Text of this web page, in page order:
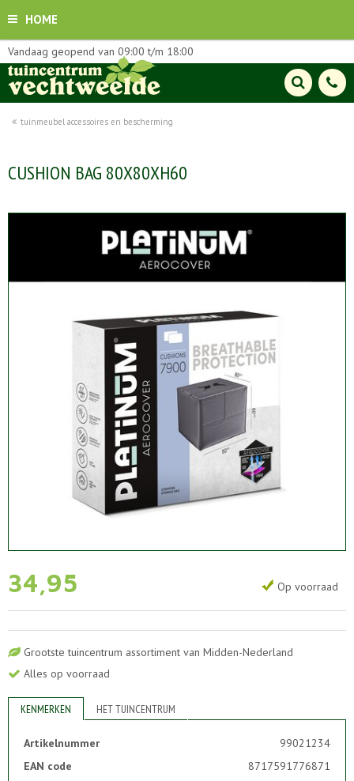
HOME
tuinmeubel accessoires en bescherming
Vandaag geopend van 09:00 t/m 18:00
CUSHION BAG 80X80XH60
34,95 Op voorraad
Grootste tuincentrum assortiment van Midden-Nederland
Alles op voorraad
KENMERKEN HET TUINCENTRUM
Artikelnummer
99021234
EAN code
8717591776871